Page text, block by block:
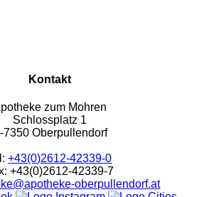
Kontakt
zum Mohren
Schlossplatz 1
7350 Oberpullendorf
+43(0)2612-42339-0
+43(0)2612-42339-7
oberpullendorf.at